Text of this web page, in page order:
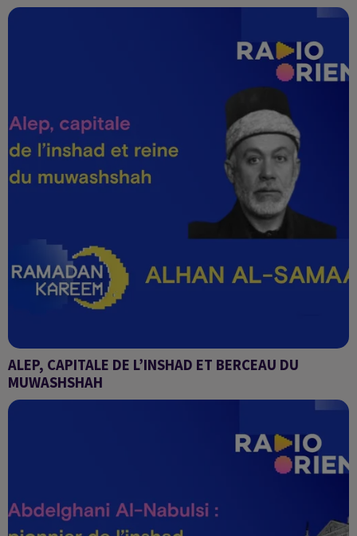
Alhan Al-Samaa
ALEP, CAPITALE DE L’INSHAD ET BERCEAU DU
MUWASHSHAH
Alhan Al-Samaa